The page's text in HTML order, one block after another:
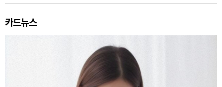
카드뉴스